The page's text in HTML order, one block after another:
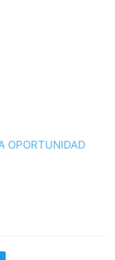
OPORTUNIDAD